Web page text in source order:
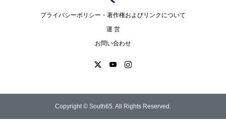
プライバシーポリシー・著作権およびリンクについて
運 営
お問い合わせ
Copyright © South65. All Rights Reserved.